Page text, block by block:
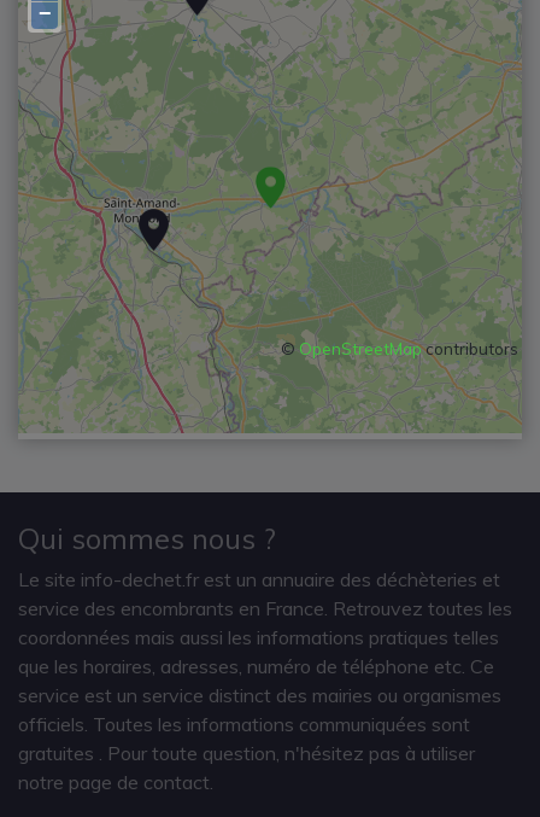
−
© OpenStreetMapcontributors
Qui sommes nous ?
Le site info-dechet.fr est un annuaire des déchèteries et
service des encombrants en France. Retrouvez toutes les
coordonnées mais aussi les informations pratiques telles
que les horaires, adresses, numéro de téléphone etc. Ce
service est un service distinct des mairies ou organismes
officiels. Toutes les informations communiquées sont
gratuites
. Pour toute question, n'hésitez pas à utiliser
notre page de contact.